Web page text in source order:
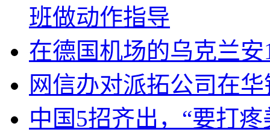
班做动作指导
在德国机场的乌克兰
网信办对派拓公司在
中国5招齐出，“要打